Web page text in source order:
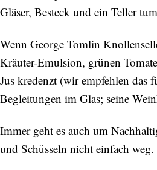
Gläser, Besteck und ein Teller
Wenn George Tomlin
Kräuter-Emulsion, grünen
Jus kredenzt (wir empfehlen das
Begleitungen im Glas; seine
Immer geht es auch um
und Schüsseln nicht einfach weg.